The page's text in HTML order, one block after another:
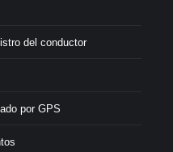
del conductor
por GPS